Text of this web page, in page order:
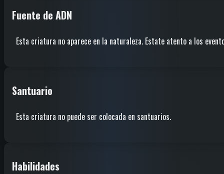
Fuente de ADN
Esta criatura no aparece en la naturaleza. Estate atento a los
Santuario
Esta criatura no puede ser colocada en santuarios.
Habilidades